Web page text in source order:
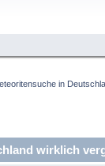
in
wirklich